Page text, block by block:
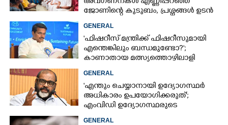
ജോണിന്റെ കുടുബം,​ പ്രശ്നങ്ങൾ ഉടൻ
GENERAL
'ഫിഷറീസ് മന്ത്രിക്ക് ഫിഷറീസുമായി
എന്തെങ്കിലും ബന്ധമുണ്ടോ?';
കാണാതായ മത്സ്യത്തൊഴിലാളി
GENERAL
'എന്തും ചെയ്യാനായി ഉദ്യോഗസ്ഥർ
അധികാരം ഉപയോഗിക്കരുത്';
എംവിഡി ഉദ്യോഗസ്ഥരുടെ
GENERAL